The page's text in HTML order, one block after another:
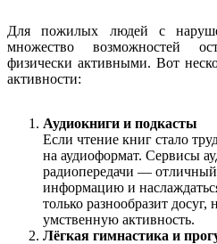
Для пожилых людей с
множество возможностей
физически активными. Вот
активности:
Аудиокниги и подкасты
Если чтение книг стало
на аудиоформат. Сервисы
радиопередачи —
информацию и
только разнообразит досуг,
умственную активность.
Лёгкая гимнастика и